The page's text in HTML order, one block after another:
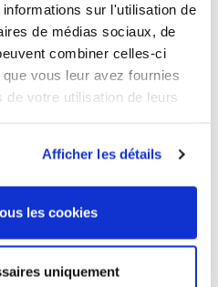
sur l'utilisation de
de médias sociaux, de
combiner celles-ci
vous leur avez fournies
votre utilisation de leurs
Afficher les détails
les cookies
uniquement
71 99 88
du site
légales